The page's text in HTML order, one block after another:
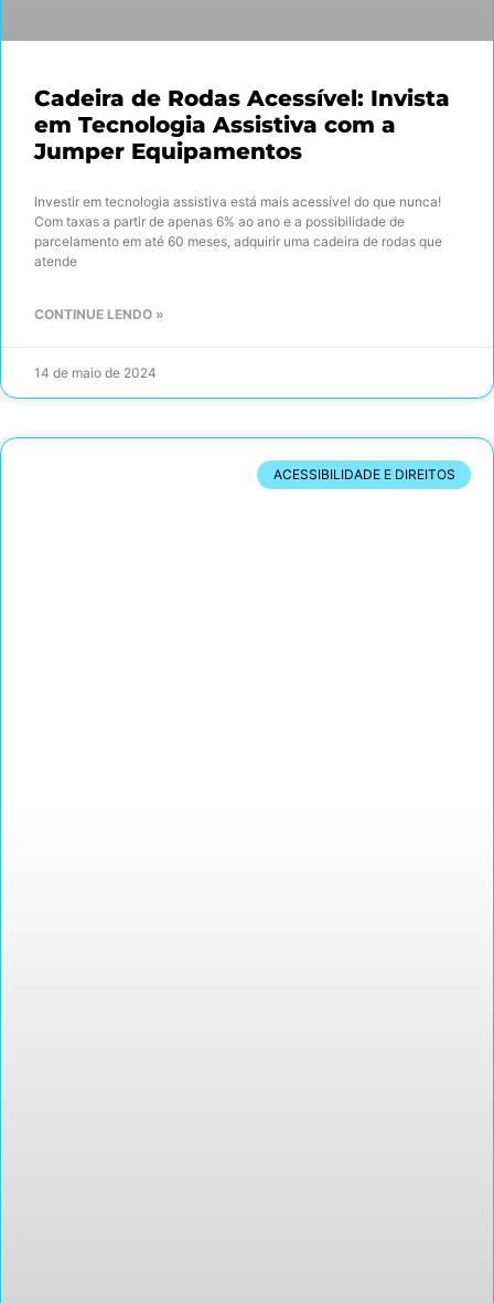
Cadeira de Rodas Acessível: Invista
em Tecnologia Assistiva com a
Jumper Equipamentos
Investir em tecnologia assistiva está mais acessível do que nunca!
Com taxas a partir de apenas 6% ao ano e a possibilidade de
parcelamento em até 60 meses, adquirir uma cadeira de rodas que
atende
CONTINUE LENDO »
14 de maio de 2024
ACESSIBILIDADE E DIREITOS